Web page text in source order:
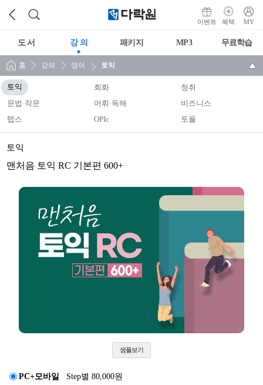
이벤트 혜택 MY
도 서 강 의 패키지 MP3 무료학습
홈 강의 영어 토익
토익 회화
청취
문법·작문
어휘·독해
비즈니스
텝스
OPIc 토플
토익
맨처음 토익 RC 기본편 600+
샘플보기
PC+모바일 Step별 80,000원